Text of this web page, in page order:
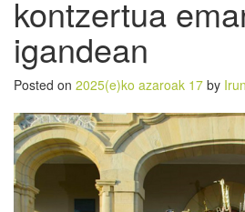
kontzertua
igandean
Posted on 2025(e)ko azaroak 17 by